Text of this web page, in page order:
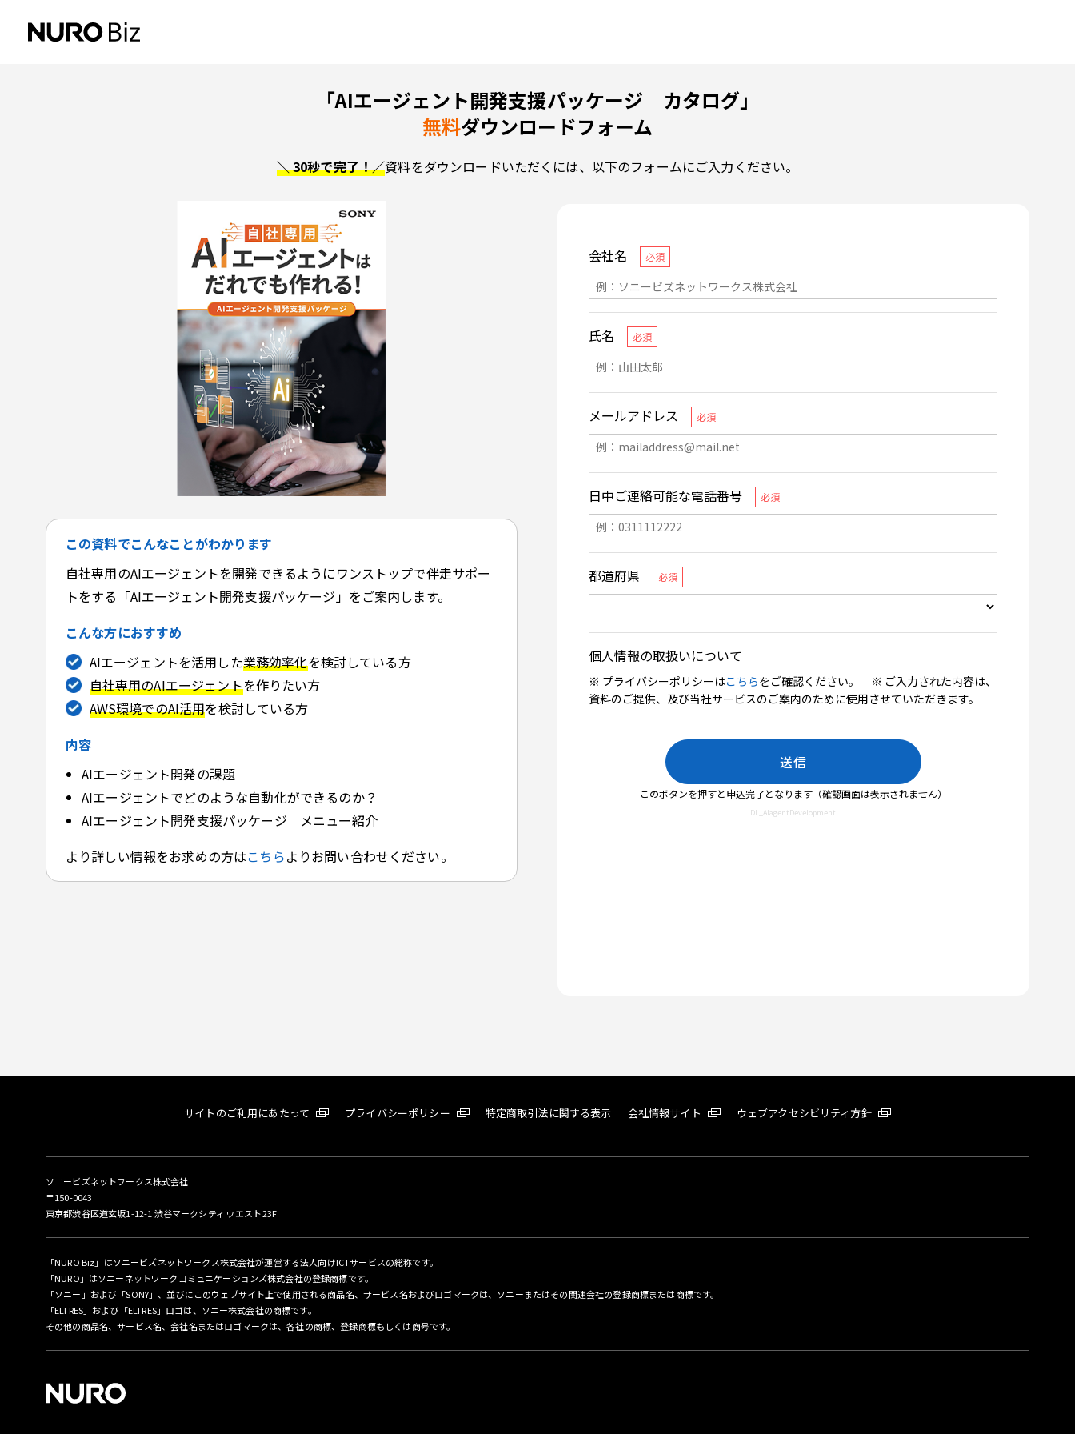
「AIエージェント開発支援パッケージ カタログ」
無料ダウンロードフォーム
＼ 30秒で完了！／資料をダウンロードいただくには、以下のフォームにご入力ください。
この資料でこんなことがわかります
自社専用のAIエージェントを開発できるようにワンストップで伴走サポー
トをする「AIエージェント開発支援パッケージ」をご案内します。
こんな方におすすめ
AIエージェントを活用した業務効率化を検討している方
自社専用のAIエージェントを作りたい方
AWS環境でのAI活用を検討している方
内容
AIエージェント開発の課題
AIエージェントでどのような自動化ができるのか？
AIエージェント開発支援パッケージ メニュー紹介
より詳しい情報をお求めの方はこちらよりお問い合わせください。
サイトのご利用にあたって プライバシーポリシー 特定商取引法に関する表示 会社情報サイト ウェブアクセシビリティ方針
ソニービズネットワークス株式会社
〒150-0043
東京都渋谷区道玄坂1-12-1 渋谷マークシティ ウエスト23F
「NURO Biz」はソニービズネットワークス株式会社が運営する法人向けICTサービスの総称です。
「NURO」はソニーネットワークコミュニケーションズ株式会社の登録商標です。
「ソニー」および「SONY」、並びにこのウェブサイト上で使用される商品名、サービス名およびロゴマークは、ソニーまたはその関連会社の登録商標または商標です。
「ELTRES」および「ELTRES」ロゴは、ソニー株式会社の商標です。
その他の商品名、サービス名、会社名またはロゴマークは、各社の商標、登録商標もしくは商号です。